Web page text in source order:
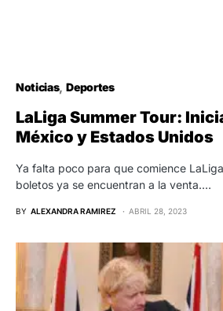
Noticias Deportes
LaLiga Summer Tour:
México y Estados Unidos
Ya falta poco para que comience
boletos ya se encuentran a la venta.…
BY ALEXANDRA RAMIREZ ABRIL 28, 2023